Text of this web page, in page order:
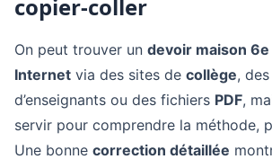
copier-coller
On peut trouver un devoir maison
Internet via des sites de collège,
d’enseignants ou des fichiers PDF,
servir pour comprendre la méthode,
Une bonne correction détaillée